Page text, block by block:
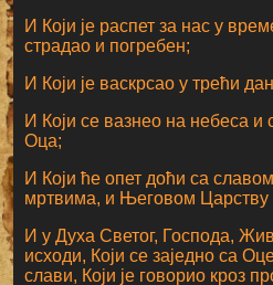
И Који је распет за нас у
страдао и погребен;
И Који је васкрсао у трећи
И Који се вазнео на небеса и
Оца;
И Који ће опет доћи са
мртвима, и Његовом Царству
И у Духа Светог, Господа,
исходи, Који се заједно са
слави, Који је говорио кроз